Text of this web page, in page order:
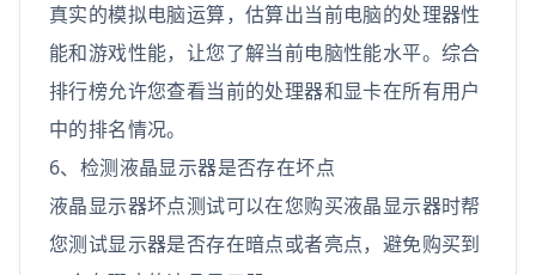
真实的模拟电脑运算，估算出当前电脑的处理器性
能和游戏性能，让您了解当前电脑性能水平。综合
排行榜允许您查看当前的处理器和显卡在所有用户
中的排名情况。
6、检测液晶显示器是否存在坏点
液晶显示器坏点测试可以在您购买液晶显示器时帮
您测试显示器是否存在暗点或者亮点，避免购买到